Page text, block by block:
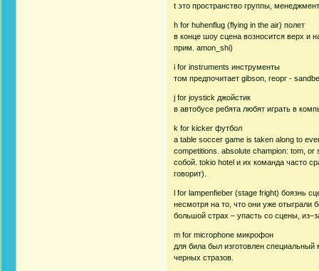
t это пространство группы,
h for huhenflug (flying in the air) полет
в конце шоу сцена возносится верх и
прим. amon_shi)
i for instruments инструменты
том предпочитает gibson, георг -
j for joystick джойстик
в автобусе ребята любят играть в
k for kicker футбол
a table soccer game is taken along to
competitions. absolute champion: tom, or
собой. tokio hotel и их команда часто
говорит).
l for lampenfieber (stage fright) боязнь
несмотря на то, что они уже отыграли
большой страх – упасть со сцены,
m for microphone микрофон
для била был изготовлен
черных стразов.